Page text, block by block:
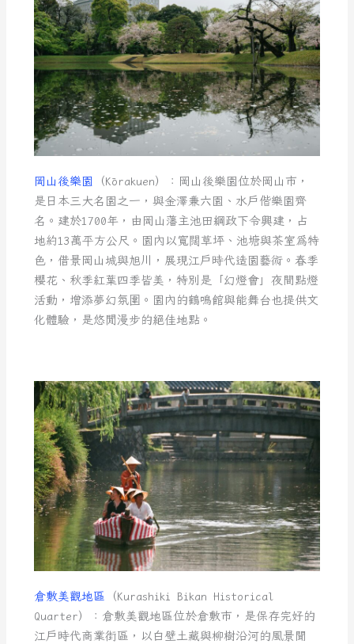
岡山後樂園
（Kōrakuen）：岡山後樂園位於岡山市，
是日本三大名園之一，與金澤兼六園、水戶偕樂園齊
名。建於1700年，由岡山藩主池田綱政下令興建，占
地約13萬平方公尺。園內以寬闊草坪、池塘與茶室為特
色，借景岡山城與旭川，展現江戶時代造園藝術。春季
櫻花、秋季紅葉四季皆美，特別是「幻燈會」夜間點燈
活動，增添夢幻氛圍。園內的鶴鳴館與能舞台也提供文
化體驗，是悠閒漫步的絕佳地點。
倉敷美觀地區 （Kurashiki Bikan Historical
Quarter）：倉敷美觀地區位於倉敷市，是保存完好的
江戶時代商業街區，以白壁土藏與柳樹沿河的風景聞